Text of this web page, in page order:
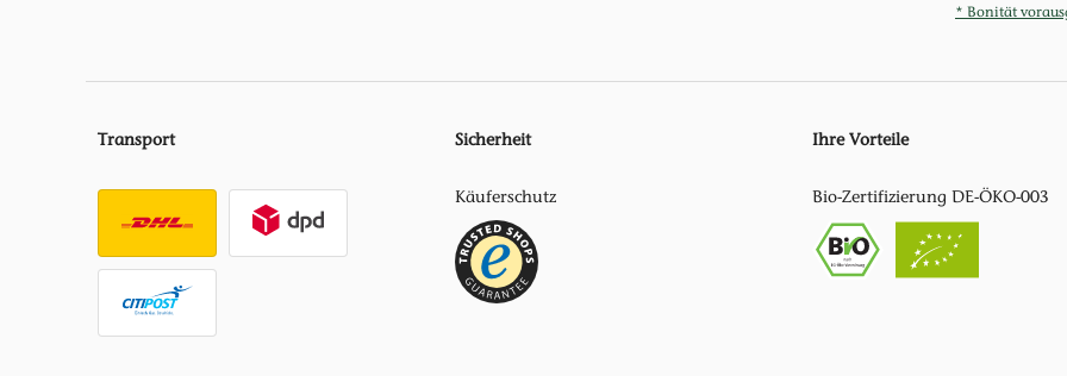
* Bonität
Transport Sicherheit
Käuferschutz
Ihre Vorteile
Bio-Zertifizierung DE-ÖKO-003